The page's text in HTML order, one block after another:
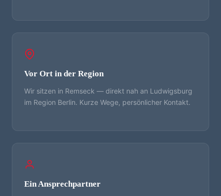
Vor Ort in der Region
Wir sitzen in Remseck — direkt nah an Ludwigsburg
im Region Berlin. Kurze Wege, persönlicher Kontakt.
Ein Ansprechpartner